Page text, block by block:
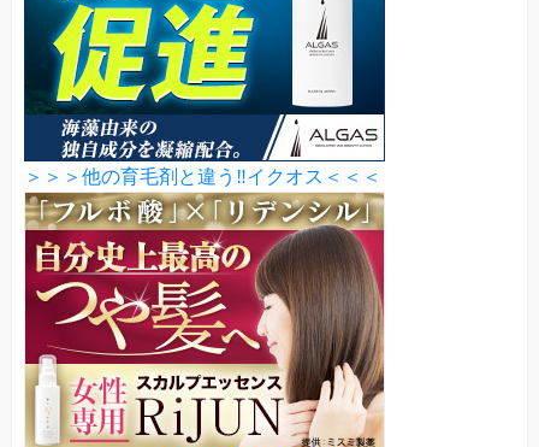
＞＞＞他の育毛剤と違う‼イクオス＜＜＜